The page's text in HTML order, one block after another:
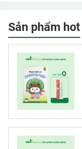
Sản phẩm hot